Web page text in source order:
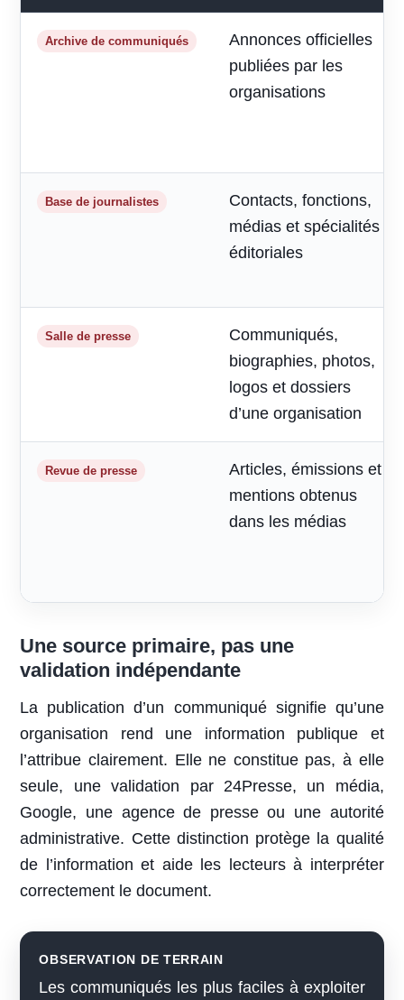
Archive de communiqués
Annonces officielles
publiées par les
organisations
Base de journalistes
Contacts, fonctions,
médias et spécialités
éditoriales
Salle de presse
Communiqués,
biographies, photos,
logos et dossiers
d’une organisation
Revue de presse
Articles, émissions et
mentions obtenus
dans les médias
Une source primaire, pas une
validation indépendante
La publication d’un communiqué signifie qu’une
organisation rend une information publique et
l’attribue clairement. Elle ne constitue pas, à elle
seule, une validation par 24Presse, un média,
Google, une agence de presse ou une autorité
administrative. Cette distinction protège la qualité
de l’information et aide les lecteurs à interpréter
correctement le document.
OBSERVATION DE TERRAIN
Les communiqués les plus faciles à exploiter